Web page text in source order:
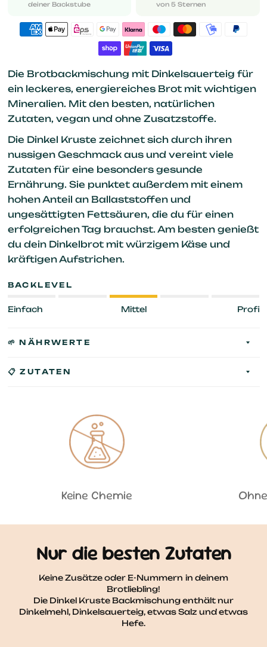
deiner Backstube
von 5 Sternen
Die Brotbackmischung mit Dinkelsauerteig für
ein leckeres, energiereiches Brot mit wichtigen
Mineralien. Mit den besten, natürlichen
Zutaten, vegan und ohne Zusatzstoffe.
Die Dinkel Kruste zeichnet sich durch ihren
nussigen Geschmack aus und vereint viele
Zutaten für eine besonders gesunde
Ernährung. Sie punktet außerdem mit einem
hohen Anteil an Ballaststoffen und
ungesättigten Fettsäuren, die du für einen
erfolgreichen Tag brauchst. Am besten genießt
du dein Dinkelbrot mit würzigem Käse und
kräftigen Aufstrichen.
BACKLEVEL
Einfach Mittel Profi
🌱 NÄHRWERTE
📋 ZUTATEN
Keine Chemie
Nur die besten Zutaten
Keine Zusätze oder E-Nummern in deinem
Brotliebling!
Die Dinkel Kruste Backmischung enthält nur
Dinkelmehl, Dinkelsauerteig, etwas Salz und etwas
Hefe.